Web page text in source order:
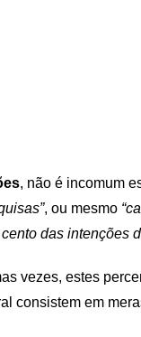
, não é incomum
, ou mesmo
das intenções
vezes, estes
consistem em